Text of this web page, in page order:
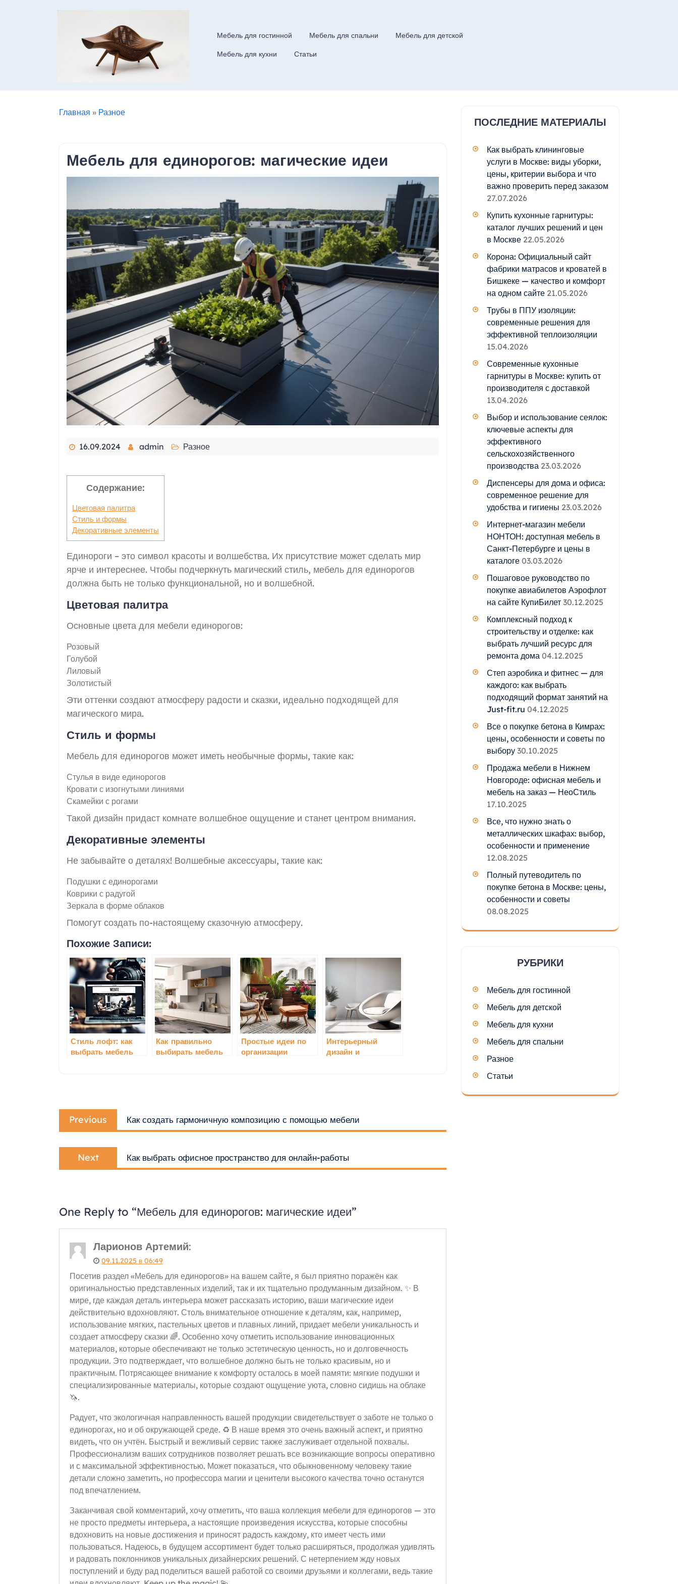
Мебель для гостинной Мебель для спальни Мебель для детской
Мебель для кухни Статьи
Главная » Разное
Мебель для единорогов: магические идеи
16.09.2024 admin Разное
Содержание:
Цветовая палитра
Стиль и формы
Декоративные элементы
Единороги – это символ красоты и волшебства. Их присутствие может сделать мир
ярче и интереснее. Чтобы подчеркнуть магический стиль, мебель для единорогов
должна быть не только функциональной, но и волшебной.
Цветовая палитра
Основные цвета для мебели единорогов:
Розовый
Голубой
Лиловый
Золотистый
Эти оттенки создают атмосферу радости и сказки, идеально подходящей для
магического мира.
Стиль и формы
Мебель для единорогов может иметь необычные формы, такие как:
Стулья в виде единорогов
Кровати с изогнутыми линиями
Скамейки с рогами
Такой дизайн придаст комнате волшебное ощущение и станет центром внимания.
Декоративные элементы
Не забывайте о деталях! Волшебные аксессуары, такие как:
Подушки с единорогами
Коврики с радугой
Зеркала в форме облаков
Помогут создать по-настоящему сказочную атмосферу.
Похожие Записи:
Стиль лофт: как
выбрать мебель
Как правильно
выбирать мебель
Простые идеи по
организации
Интерьерный
дизайн и
по
записям
Previous
post:
Как создать гармоничную композицию с помощью мебели
Next
post:
Как выбрать офисное пространство для онлайн-работы
One Reply to “Мебель для единорогов: магические идеи”
Ларионов Артемий:
09.11.2025 в 06:49
Посетив раздел «Мебель для единорогов» на вашем сайте, я был приятно поражён как
оригинальностью представленных изделий, так и их тщательно продуманным дизайном. ✨ В
мире, где каждая деталь интерьера может рассказать историю, ваши магические идеи
действительно вдохновляют. Столь внимательное отношение к деталям, как, например,
использование мягких, пастельных цветов и плавных линий, придает мебели уникальность и
создает атмосферу сказки 🌈. Особенно хочу отметить использование инновационных
материалов, которые обеспечивают не только эстетическую ценность, но и долговечность
продукции. Это подтверждает, что волшебное должно быть не только красивым, но и
практичным. Потрясающее внимание к комфорту осталось в моей памяти: мягкие подушки и
специализированные материалы, которые создают ощущение уюта, словно сидишь на облаке
🦄.
Радует, что экологичная направленность вашей продукции свидетельствует о заботе не только о
единорогах, но и об окружающей среде. ♻️ В наше время это очень важный аспект, и приятно
видеть, что он учтён. Быстрый и вежливый сервис также заслуживает отдельной похвалы.
Профессионализм ваших сотрудников позволяет решать все возникающие вопросы оперативно
и с максимальной эффективностью. Может показаться, что обыкновенному человеку такие
детали сложно заметить, но профессора магии и ценители высокого качества точно останутся
под впечатлением.
Заканчивая свой комментарий, хочу отметить, что ваша коллекция мебели для единорогов — это
не просто предметы интерьера, а настоящие произведения искусства, которые способны
вдохновить на новые достижения и приносят радость каждому, кто имеет честь ими
пользоваться. Надеюсь, в будущем ассортимент будет только расширяться, продолжая удивлять
и радовать поклонников уникальных дизайнерских решений. С нетерпением жду новых
поступлений и буду рад поделиться вашей работой со своими друзьями и коллегами, ведь такие
ПОСЛЕДНИЕ МАТЕРИАЛЫ
Как выбрать клининговые
услуги в Москве: виды уборки,
цены, критерии выбора и что
важно проверить перед заказом
27.07.2026
Купить кухонные гарнитуры:
каталог лучших решений и цен
в Москве 22.05.2026
Корона: Официальный сайт
фабрики матрасов и кроватей в
Бишкеке — качество и комфорт
на одном сайте 21.05.2026
Трубы в ППУ изоляции:
современные решения для
эффективной теплоизоляции
15.04.2026
Современные кухонные
гарнитуры в Москве: купить от
производителя с доставкой
13.04.2026
Выбор и использование сеялок:
ключевые аспекты для
эффективного
сельскохозяйственного
производства 23.03.2026
Диспенсеры для дома и офиса:
современное решение для
удобства и гигиены 23.03.2026
Интернет-магазин мебели
НОНТОН: доступная мебель в
Санкт-Петербурге и цены в
каталоге 03.03.2026
Пошаговое руководство по
покупке авиабилетов Аэрофлот
на сайте КупиБилет 30.12.2025
Комплексный подход к
строительству и отделке: как
выбрать лучший ресурс для
ремонта дома 04.12.2025
Степ аэробика и фитнес — для
каждого: как выбрать
подходящий формат занятий на
Just-fit.ru 04.12.2025
Все о покупке бетона в Кимрах:
цены, особенности и советы по
выбору 30.10.2025
Продажа мебели в Нижнем
Новгороде: офисная мебель и
мебель на заказ — НеоСтиль
17.10.2025
Все, что нужно знать о
металлических шкафах: выбор,
особенности и применение
12.08.2025
Полный путеводитель по
покупке бетона в Москве: цены,
особенности и советы
08.08.2025
РУБРИКИ
Мебель для гостинной
Мебель для детской
Мебель для кухни
Мебель для спальни
Разное
Статьи